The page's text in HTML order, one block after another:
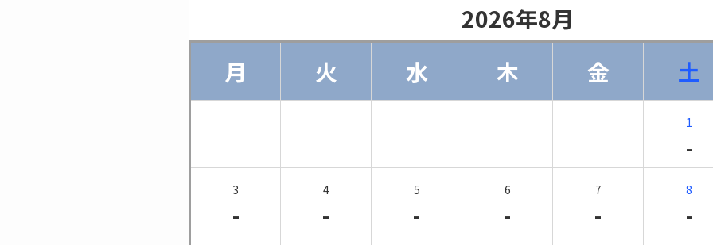
                    2026年8月
月
火 水 木 金 土
1
-
3
-
4
-
5
-
6
-
7
-
8
-